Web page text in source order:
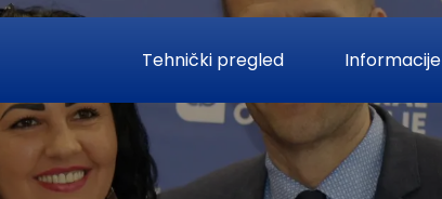
Tehnički pregled Informacije